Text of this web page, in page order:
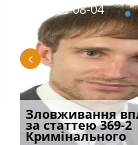
2026-08-05
Правомірним і
ефективним
захисту речових
2026-08-04
Зловживання
за статтею 369-2
Кримінального
2026-07-27
1 сентября?
самом де